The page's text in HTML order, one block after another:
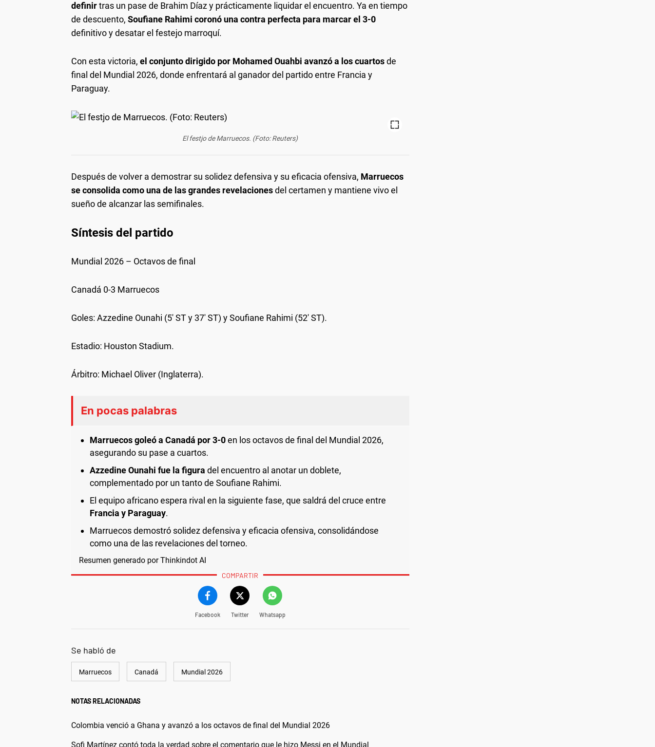
definirtras un pase de Brahim Díaz y prácticamente liquidar el encuentro. Ya en tiempo
de descuento, Soufiane Rahimi coronó una contra perfecta para marcar el 3-0
definitivo y desatar el festejo marroquí.
Con esta victoria, el conjunto dirigido por Mohamed Ouahbi avanzó a los cuartosde
final del Mundial 2026, donde enfrentará al ganador del partido entre Francia y
Paraguay.
El festjo de Marruecos. (Foto: Reuters)
Después de volver a demostrar su solidez defensiva y su eficacia ofensiva, Marruecos
se consolida como una de las grandes revelacionesdel certamen y mantiene vivo el
sueño de alcanzar las semifinales.
Síntesis del partido
Mundial 2026 – Octavos de final
Canadá 0-3 Marruecos
Goles: Azzedine Ounahi (5' ST y 37' ST) y Soufiane Rahimi (52' ST).
Estadio: Houston Stadium.
Árbitro: Michael Oliver (Inglaterra).
En pocas palabras
Marruecos goleó a Canadá por 3-0en los octavos de final del Mundial 2026,
asegurando su pase a cuartos.
Azzedine Ounahi fue la figura del encuentro al anotar un doblete,
complementado por un tanto de Soufiane Rahimi.
El equipo africano espera rival en la siguiente fase, que saldrá del cruce entre
Francia y Paraguay.
Marruecos demostró solidez defensiva y eficacia ofensiva, consolidándose
como una de las revelaciones del torneo.
Resumen generado por Thinkindot AI
COMPARTIR
Facebook Twitter Whatsapp
Se habló de
Marruecos Canadá Mundial 2026
NOTAS RELACIONADAS
Colombia venció a Ghana y avanzó a los octavos de final del Mundial 2026
Sofi Martínez contó toda la verdad sobre el comentario que le hizo Messi en el Mundial